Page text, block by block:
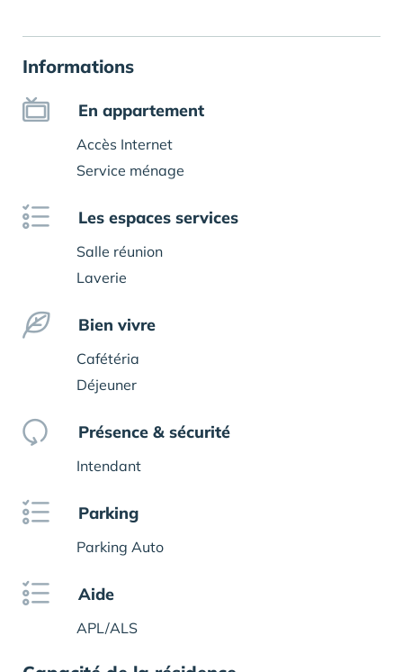
Informations
En appartement
Accès Internet
Service ménage
Les espaces services
Salle réunion
Laverie
Bien vivre
Cafétéria
Déjeuner
Présence & sécurité
Intendant
Parking
Parking Auto
Aide
APL/ALS